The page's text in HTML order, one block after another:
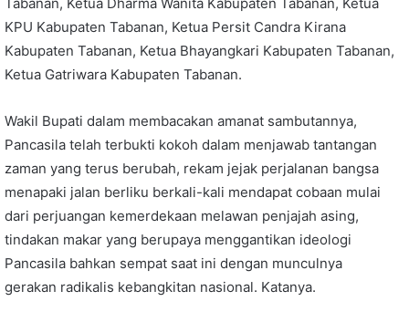
Tabanan, Ketua Dharma Wanita Kabupaten Tabanan, Ketua
KPU Kabupaten Tabanan, Ketua Persit Candra Kirana
Kabupaten Tabanan, Ketua Bhayangkari Kabupaten Tabanan,
Ketua Gatriwara Kabupaten Tabanan.
Wakil Bupati dalam membacakan amanat sambutannya,
Pancasila telah terbukti kokoh dalam menjawab tantangan
zaman yang terus berubah, rekam jejak perjalanan bangsa
menapaki jalan berliku berkali-kali mendapat cobaan mulai
dari perjuangan kemerdekaan melawan penjajah asing,
tindakan makar yang berupaya menggantikan ideologi
Pancasila bahkan sempat saat ini dengan munculnya
gerakan radikalis kebangkitan nasional. Katanya.